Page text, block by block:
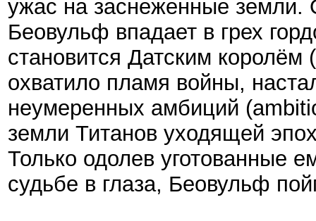
ужас на заснеженные
Беовульф впадает в грех
становится Датским королём
охватило пламя войны,
неумеренных амбиций
земли Титанов уходящей
Только одолев уготованные
судьбе в глаза, Беовульф